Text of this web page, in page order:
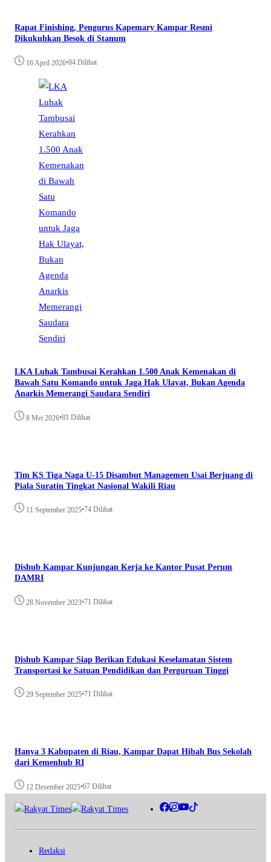
Rapat Finishing, Pengurus Kapemary Kampar Resmi
Dikukuhkan Besok di Stanum
16 April 2026•84 Dilihat
LKA Luhak Tambusai Kerahkan 1.500 Anak Kemenakan di
Bawah Satu Komando untuk Jaga Hak Ulayat, Bukan Agenda
Anarkis Memerangi Saudara Sendiri
8 Mei 2026•81 Dilihat
Tim KS Tiga Naga U-15 Disambut Managemen Usai Berjuang di
Piala Suratin Tingkat Nasional Wakili Riau
11 September 2025•74 Dilihat
Dishub Kampar Kunjungan Kerja ke Kantor Pusat Perum
DAMRI
28 November 2023•71 Dilihat
Dishub Kampar Siap Berikan Edukasi Keselamatan Sistem
Transportasi ke Satuan Pendidikan dan Perguruan Tinggi
29 September 2025•71 Dilihat
Hanya 3 Kabupaten di Riau, Kampar Dapat Hibah Bus Sekolah
dari Kemenhub RI
12 Desember 2025•67 Dilihat
Redaksi